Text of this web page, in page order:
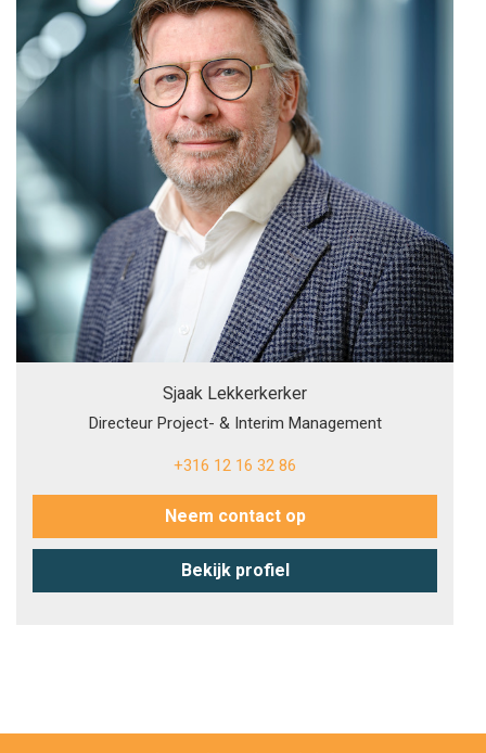
Sjaak Lekkerkerker
Directeur Project- & Interim Management
+316 12 16 32 86
Neem contact op
Bekijk profiel